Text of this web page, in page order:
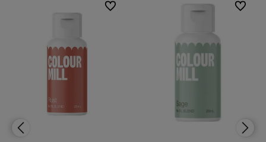
Do ulubionych
Do ulubionych Do
Do